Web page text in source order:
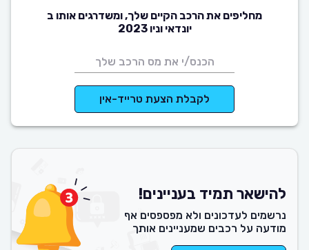
מחליפים את הרכב הקיים שלך, ומשדרגים אותו ב
יונדאי וניו 2023
לקבלת הצעת טרייד-אין
להישאר תמיד בעניינים!
נרשמים לעדכונים ולא מפספסים אף
מודעה על רכבים שמעניינים אותך